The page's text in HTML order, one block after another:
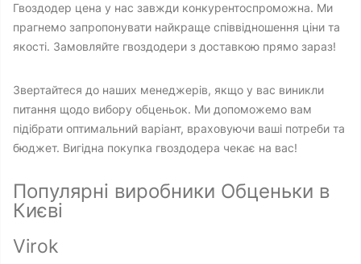
Гвоздодер цена у нас завжди конкурентоспроможна. Ми
прагнемо запропонувати найкраще співвідношення ціни та
якості. Замовляйте гвоздодери з доставкою прямо зараз!
Звертайтеся до наших менеджерів, якщо у вас виникли
питання щодо вибору обценьок. Ми допоможемо вам
підібрати оптимальний варіант, враховуючи ваші потреби та
бюджет. Вигідна покупка гвоздодера чекає на вас!
Популярні виробники Обценьки в
Києві
Virok